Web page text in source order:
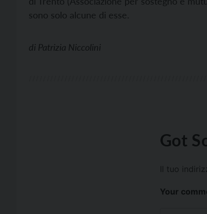
sono solo alcune di esse.
di Patrizia Niccolini
Got
Il tuo
Your